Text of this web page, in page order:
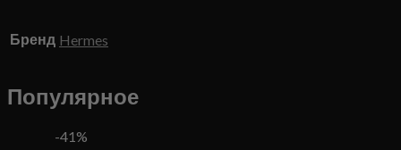
Бренд Hermes
Популярное
-41%